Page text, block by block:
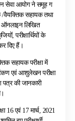
सेवा आयोग ने समूह ग
/वैयक्तिक सहायक तथा
ऑनलाइन लिखित
परीक्षार्थियों के
दिए हैं।
सहायक परीक्षा में
टंकण एवं आशुलेखन परीक्षा
की जानकारी
16 एवं 17 मार्च, 2021